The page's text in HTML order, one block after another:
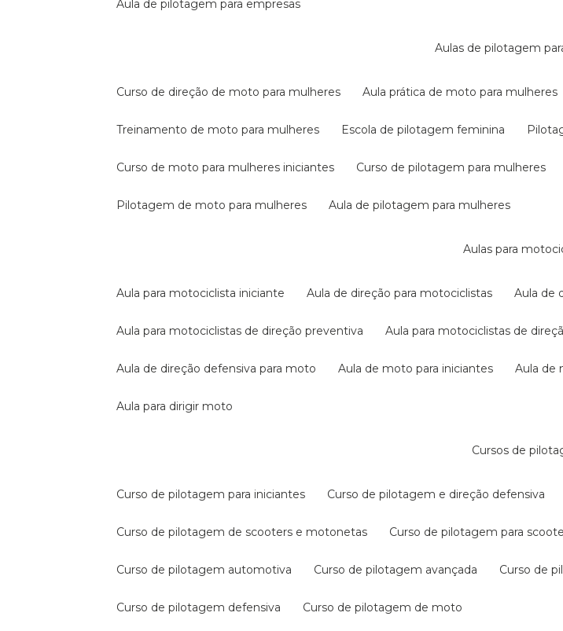
aula de pilotagem para empresas
aulas de pilotagem
curso de direção de moto para mulheres aula prática de moto para mulheres
treinamento de moto para mulheres escola de pilotagem feminina
curso de moto para mulheres iniciantes curso de pilotagem para mulheres
pilotagem de moto para mulheres aula de pilotagem para mulheres
aulas para
aula para motociclista iniciante aula de direção para motociclistas aula
aula para motociclistas de direção preventiva aula para motociclistas de
aula de direção defensiva para moto aula de moto para iniciantes aula
aula para dirigir moto
cursos de
curso de pilotagem para iniciantes curso de pilotagem e direção defensiva
curso de pilotagem de scooters e motonetas curso de pilotagem para
curso de pilotagem automotiva curso de pilotagem avançada curso de
curso de pilotagem defensiva curso de pilotagem de moto